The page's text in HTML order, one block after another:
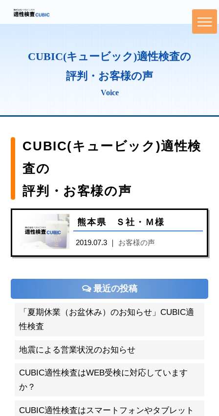
CUBIC(キュービック)適性検査の
評判・お客様の声
Voice
CUBIC(キュービック)適性検
査の
評判・お客様の声
熊本県 Ｓ社・Ｍ様
2019.07.3 ｜ お客様の声
最近の投稿
「夏期休業（お盆休み）のお知らせ」CUBIC適
性検査
地震による営業状況のお知らせ
CUBIC適性検査はWEB受検に対応しています
か？
CUBIC適性検査はスマートフォンやタブレット